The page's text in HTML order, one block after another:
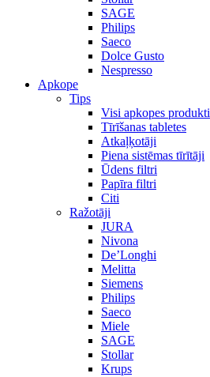
SAGE
Philips
Saeco
Dolce Gusto
Nespresso
Apkope
Tips
Visi apkopes produkti
Tīrīšanas tabletes
Atkaļķotāji
Piena sistēmas tīrītāji
Ūdens filtri
Papīra filtri
Citi
Ražotāji
JURA
Nivona
De’Longhi
Melitta
Siemens
Philips
Saeco
Miele
SAGE
Stollar
Krups